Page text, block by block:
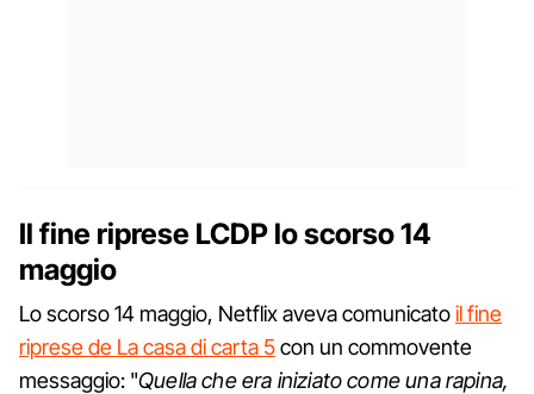
Il fine riprese LCDP lo scorso 14
maggio
Lo scorso 14 maggio, Netflix aveva comunicatoil fine
riprese de La casa di carta 5con un commovente
messaggio: "Quella che era iniziato come una rapina,